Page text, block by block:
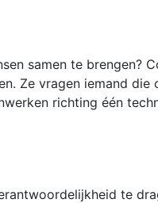
samen te brengen?
Ze vragen iemand die
richting één
te